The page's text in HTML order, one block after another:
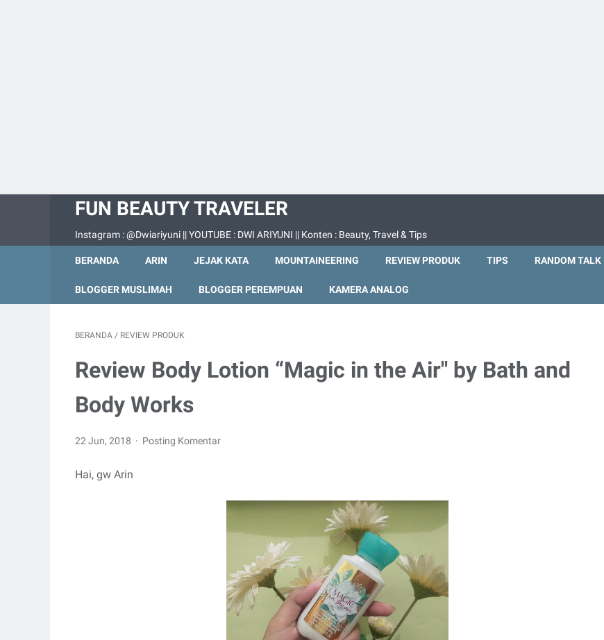
FUN BEAUTY TRAVELER
Instagram : @Dwiariyuni || YOUTUBE : DWI ARIYUNI || Konten : Beauty, Travel & Tips
BERANDA ARIN JEJAK KATA MOUNTAINEERING REVIEW PRODUK TIPS RANDOM TALK
BLOGGER MUSLIMAH BLOGGER PEREMPUAN KAMERA ANALOG
BERANDA / REVIEW PRODUK
Review Body Lotion “Magic in the Air" by Bath and
Body Works
22 Jun, 2018 Posting Komentar
Hai, gw Arin